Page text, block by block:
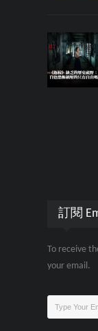
訂閱
To receive
your email.